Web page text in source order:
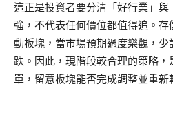
這正是投資者要分清「好行業」
強，不代表任何價位都值得追。
動板塊，當市場預期過度樂觀，
跌。因此，現階段較合理的策略
單，留意板塊能否完成調整並重新